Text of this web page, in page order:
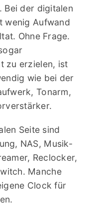
Bei der digitalen
wenig Aufwand
Ohne Frage.
zu erzielen, ist
wie bei der
Tonarm,
Seite sind
NAS, Musik-
Reclocker,
Manche
Clock für